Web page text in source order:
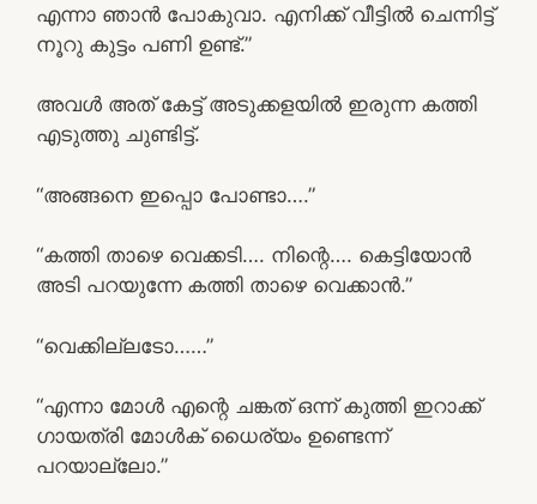
എന്നാ ഞാൻ പോകുവാ. എനിക്ക് വീട്ടിൽ ചെന്നിട്ട്
നൂറു കുട്ടം പണി ഉണ്ട്.”
അവൾ അത് കേട്ട് അടുക്കളയിൽ ഇരുന്ന കത്തി
എടുത്തു ചുണ്ടിട്ട്.
“അങ്ങനെ ഇപ്പൊ പോണ്ടാ….”
“കത്തി താഴെ വെക്കടി…. നിന്റെ…. കെട്ടിയോൻ
അടി പറയുന്നേ കത്തി താഴെ വെക്കാൻ.”
“വെക്കില്ലടോ……”
“എന്നാ മോൾ എന്റെ ചങ്കത് ഒന്ന് കുത്തി ഇറാക്ക്
ഗായത്രി മോൾക് ധൈര്യം ഉണ്ടെന്ന്
പറയാല്ലോ.”